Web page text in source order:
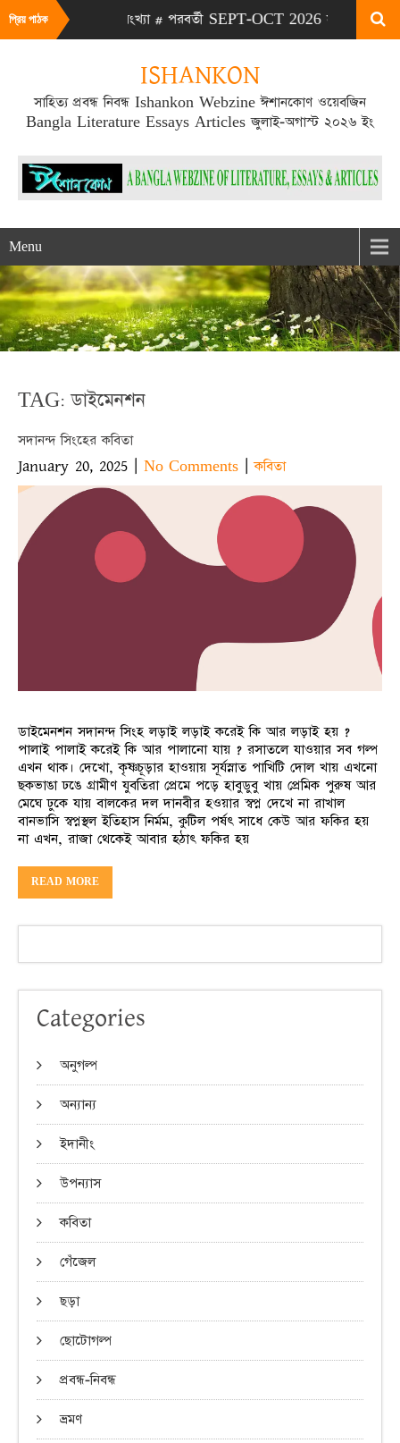
প্রিয় পাঠক
AUG 2026 সংখ্যা # পরবর্তী SEPT-OCT 2026 সংখ্যা প্রকাশিত
ISHANKON
সাহিত্য প্রবন্ধ নিবন্ধ Ishankon Webzine ঈশানকোণ ওয়েবজিন
Bangla Literature Essays Articles জুলাই-অগাস্ট ২০২৬ ইং
Menu
TAG: ডাইমেনশন
সদানন্দ সিংহের কবিতা
January 20, 2025 | No Comments |কবিতা
ডাইমেনশন সদানন্দ সিংহ লড়াই লড়াই করেই কি আর লড়াই হয় ?
পালাই পালাই করেই কি আর পালানো যায় ? রসাতলে যাওয়ার সব গল্প
এখন থাক। দেখো, কৃষ্ণচূড়ার হাওয়ায় সূর্যস্নাত পাখিটি দোল খায় এখনো
ছকভাঙা ঢঙে গ্রামীণ যুবতিরা প্রেমে পড়ে হাবুডুবু খায় প্রেমিক পুরুষ আর
মেঘে ঢুকে যায় বালকের দল দানবীর হওয়ার স্বপ্ন দেখে না রাখাল
বানভাসি স্বপ্নস্থল ইতিহাস নির্মম, কুটিল পর্ষৎ সাধে কেউ আর ফকির হয়
না এখন, রাজা থেকেই আবার হঠাৎ ফকির হয়
READ MORE
Categories
অনুগল্প
অন্যান্য
ইদানীং
উপন্যাস
কবিতা
গেঁজেল
ছড়া
ছোটোগল্প
প্রবন্ধ-নিবন্ধ
ভ্রমণ